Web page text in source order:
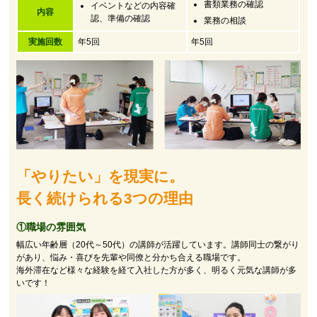
内容
イベントなどの内容確
認、準備の確認
書類業務の確認
業務の相談
実施回数 年5回 年5回
「やりたい」を現実に。
長く続けられる3つの理由
①職場の雰囲気
幅広い年齢層（20代～50代）の講師が活躍しています。講師同士の繋がり
があり、悩み・喜びを先輩や同僚と分かち合える職場です。
海外滞在など様々な経験を経て入社した方が多く、明るく元気な講師が多
いです！